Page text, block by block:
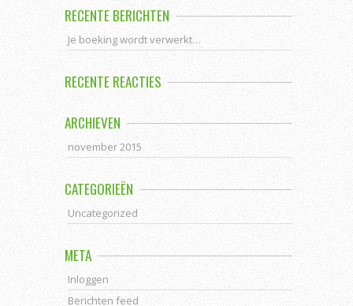
RECENTE BERICHTEN
Je boeking wordt verwerkt…
RECENTE REACTIES
ARCHIEVEN
november 2015
CATEGORIEËN
Uncategorized
META
Inloggen
Berichten feed